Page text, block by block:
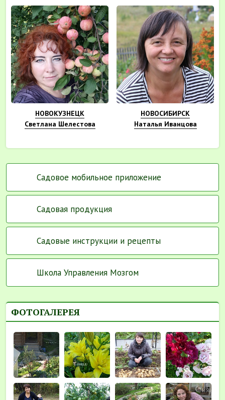
НОВОКУЗНЕЦК
Светлана Шелестова
НОВОСИБИРСК
Наталья Иванцова
Садовое мобильное приложение
Садовая продукция
Садовые инструкции и рецепты
Школа Управления Мозгом
ФОТОГАЛЕРЕЯ